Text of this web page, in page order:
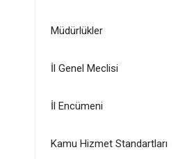
Müdürlükler
İl Genel Meclisi
İl Encümeni
Kamu Hizmet Standartları